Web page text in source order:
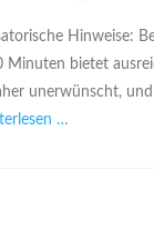
Hinweise:
bietet
unerwünscht,
…